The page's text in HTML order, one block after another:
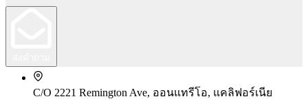
C/O 2221 Remington Ave, ออนแทรีโอ, แคลิฟอร์เนีย